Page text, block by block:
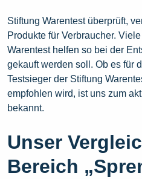
Stiftung Warentest überprüft,
Produkte für Verbraucher.
Warentest helfen so bei der
gekauft werden soll. Ob es für
Testsieger der Stiftung
empfohlen wird, ist uns zum
bekannt.
Unser
Bereich